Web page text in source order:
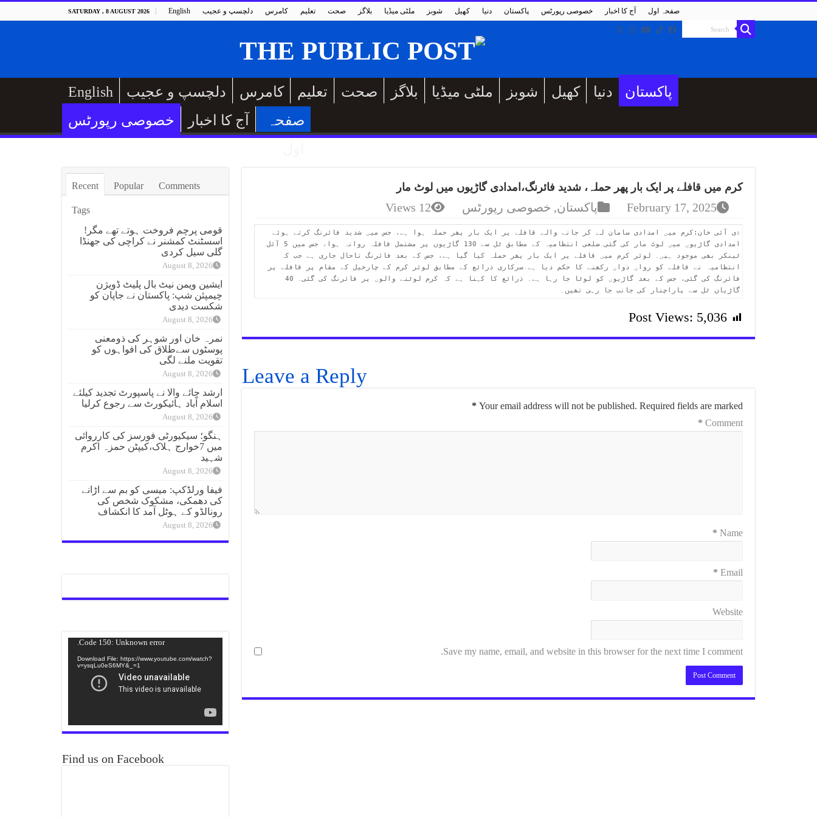
SATURDAY , 8 AUGUST 2026 English دلچسپ و عجیب کامرس تعلیم صحت بلاگز ملٹی میڈیا شوبز کھیل دنیا پاکستان خصوصی رپورٹس آج کا اخبار صفحہ اول
English دلچسپ و عجیب کامرس تعلیم صحت بلاگز ملٹی میڈیا شوبز کھیل دنیا
پاکستان
خصوصی رپورٹس
آج کا اخبار
صفحہ
کرم میں قافلے پر ایک بار پھر حملہ، شدید فائرنگ،امدادی گاڑیوں میں لوٹ مار
February 17, 2025 پاکستان, خصوصی رپورٹس 12 Views
گاڑیاں ٹل سے پاراچنار کی جانب جا رہی تھیں۔
Post Views: 5,036
Leave a Reply
Your email address will not be published. Required fields are marked
*
Comment
*
Name
*
Email
*
Website
Save my name, email, and website in this browser for the next time I comment.
Recent Popular Comments
Tags
قومی پرچم فروخت ہوتے تھے مگر!
اسسٹنٹ کمشنر نے کراچی کی جھنڈا
گلی سیل کردی
August 8, 2026
ایشین ویمن نیٹ بال پلیٹ ڈویژن
چیمپئن شپ: پاکستان نے جاپان کو
شکست دیدی
August 8, 2026
نمرہ خان اور شوہر کی ذومعنی
پوسٹوں سےطلاق کی افواہوں کو
تقویت ملنے لگی
August 8, 2026
ارشد چائے والا نے پاسپورٹ تجدید کیلئے
اسلام آباد ہائیکورٹ سے رجوع کرلیا
August 8, 2026
ہنگو؛ سیکیورٹی فورسز کی کارروائی
میں 7خوارج ہلاک،کیپٹن حمزہ اکرم
شہید
August 8, 2026
فیفا ورلڈکپ: میسی کو بم سے اڑانے
کی دھمکی، مشکوک شخص کی
رونالڈو کے ہوٹل آمد کا انکشاف
August 8, 2026
Code 150: Unknown error.
Download File: https://www.youtube.com/watch?
v=ysqLu0eS6MY&_=1
Find us on Facebook